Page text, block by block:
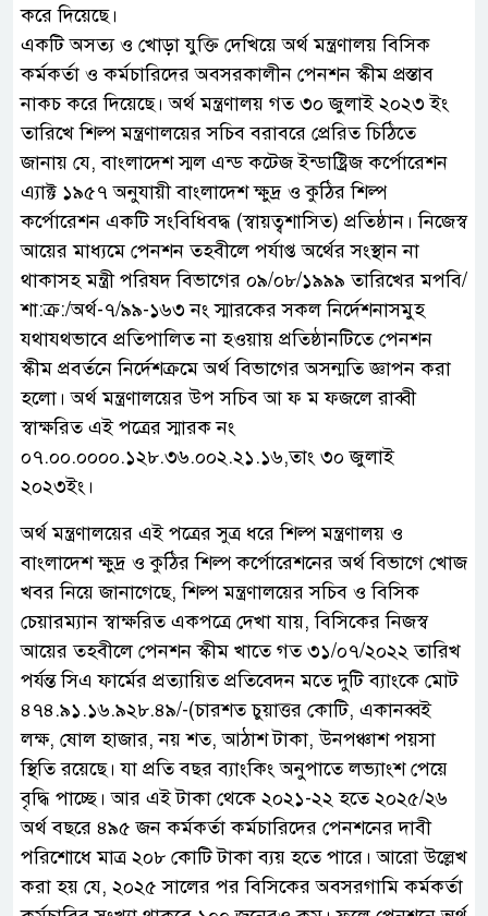
করে দিয়েছে।
একটি অসত্য ও খোড়া যুক্তি দেখিয়ে অর্থ মন্ত্রণালয় বিসিক
কর্মকর্তা ও কর্মচারিদের অবসরকালীন পেনশন স্কীম প্রস্তাব
নাকচ করে দিয়েছে। অর্থ মন্ত্রণালয় গত ৩০ জুলাই ২০২৩ ইং
তারিখে শিল্প মন্ত্রণালয়ের সচিব বরাবরে প্রেরিত চিঠিতে
জানায় যে, বাংলাদেশ স্মল এন্ড কটেজ ইন্ডাষ্ট্রিজ কর্পোরেশন
এ্যাক্ট ১৯৫৭ অনুযায়ী বাংলাদেশ ক্ষুদ্র ও কুঠির শিল্প
কর্পোরেশন একটি সংবিধিবদ্ধ (স্বায়ত্বশাসিত) প্রতিষ্ঠান। নিজেস্ব
আয়ের মাধ্যমে পেনশন তহবীলে পর্যাপ্ত অর্থের সংস্থান না
থাকাসহ মন্ত্রী পরিষদ বিভাগের ০৯/০৮/১৯৯৯ তারিখের মপবি/
শা:ক্র:/অর্থ-৭/৯৯-১৬৩ নং স্মারকের সকল নির্দেশনাসমুহ
যথাযথভাবে প্রতিপালিত না হওয়ায় প্রতিষ্ঠানটিতে পেনশন
স্কীম প্রবর্তনে নির্দেশক্রমে অর্থ বিভাগের অসন্মতি জ্ঞাপন করা
হলো। অর্থ মন্ত্রণালয়ের উপ সচিব আ ফ ম ফজলে রাব্বী
স্বাক্ষরিত এই পত্রের স্মারক নং
০৭.০০.০০০০.১২৮.৩৬.০০২.২১.১৬,তাং ৩০ জুলাই
২০২৩ইং।
অর্থ মন্ত্রণালয়ের এই পত্রের সুত্র ধরে শিল্প মন্ত্রণালয় ও
বাংলাদেশ ক্ষুদ্র ও কুঠির শিল্প কর্পোরেশনের অর্থ বিভাগে খোজ
খবর নিয়ে জানাগেছে, শিল্প মন্ত্রণালয়ের সচিব ও বিসিক
চেয়ারম্যান স্বাক্ষরিত একপত্রে দেখা যায়, বিসিকের নিজস্ব
আয়ের তহবীলে পেনশন স্কীম খাতে গত ৩১/০৭/২০২২ তারিখ
পর্যন্ত সিএ ফার্মের প্রত্যায়িত প্রতিবেদন মতে দুটি ব্যাংকে মোট
৪৭৪.৯১.১৬.৯২৮.৪৯/-(চারশত চুয়াত্তর কোটি, একানব্বই
লক্ষ, ষোল হাজার, নয় শত, আঠাশ টাকা, উনপঞ্চাশ পয়সা
স্থিতি রয়েছে। যা প্রতি বছর ব্যাংকিং অনুপাতে লভ্যাংশ পেয়ে
বৃদ্ধি পাচ্ছে। আর এই টাকা থেকে ২০২১-২২ হতে ২০২৫/২৬
অর্থ বছরে ৪৯৫ জন কর্মকর্তা কর্মচারিদের পেনশনের দাবী
পরিশোধে মাত্র ২০৮ কোটি টাকা ব্যয় হতে পারে। আরো উল্লেখ
করা হয় যে, ২০২৫ সালের পর বিসিকের অবসরগামি কর্মকর্তা